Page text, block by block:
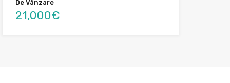
De Vânzare
21,000€